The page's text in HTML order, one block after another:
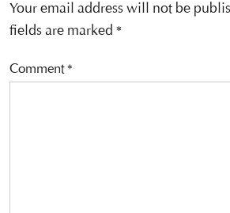
Your email address will not be
fields are marked *
Comment*